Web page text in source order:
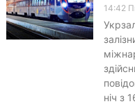
14:42
ніч з